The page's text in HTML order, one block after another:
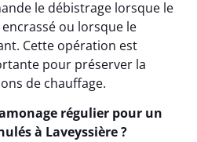
le débistrage lorsque le
ou lorsque le
Cette opération est
pour préserver la
de chauffage.
régulier pour un
à Laveyssière ?